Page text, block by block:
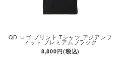
QD ロゴ プリント Tシャツ アジアンフ
ィット プレミアムブラック
8,800円(税込)